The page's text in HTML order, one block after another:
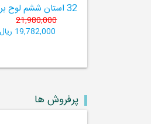
21,980,000
19,782,000 ریال
پرفروش ها